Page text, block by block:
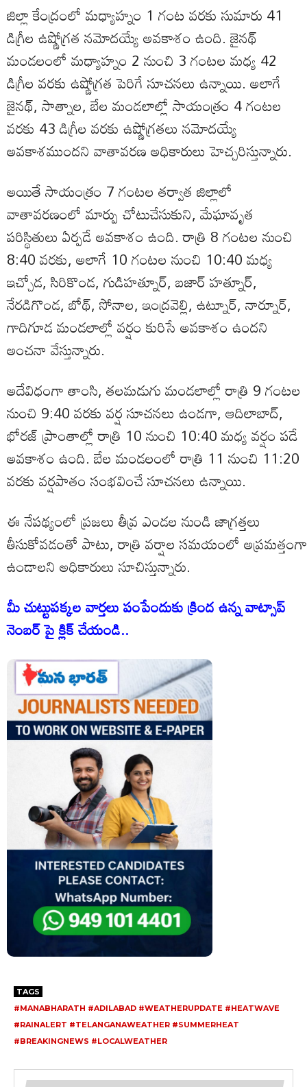
జిల్లా కేంద్రంలో మధ్యాహ్నం 1 గంట వరకు సుమారు 41
డిగ్రీల ఉష్ణోగ్రత నమోదయ్యే అవకాశం ఉంది. జైనథ్
మండలంలో మధ్యాహ్నం 2 నుంచి 3 గంటల మధ్య 42
డిగ్రీల వరకు ఉష్ణోగ్రత పెరిగే సూచనలు ఉన్నాయి. అలాగే
జైనథ్, సాత్నాల, బేల మండలాల్లో సాయంత్రం 4 గంటల
వరకు 43 డిగ్రీల వరకు ఉష్ణోగ్రతలు నమోదయ్యే
అవకాశముందని వాతావరణ అధికారులు హెచ్చరిస్తున్నారు.
అయితే సాయంత్రం 7 గంటల తర్వాత జిల్లాలో
వాతావరణంలో మార్పు చోటుచేసుకుని, మేఘావృత
పరిస్థితులు ఏర్పడే అవకాశం ఉంది. రాత్రి 8 గంటల నుంచి
8:40 వరకు, అలాగే 10 గంటల నుంచి 10:40 మధ్య
ఇచ్చోడ, సిరికొండ, గుడిహత్నూర్, బజార్ హత్నూర్,
నేరడిగొండ, బోథ్, సోనాల, ఇంద్రవెల్లి, ఉట్నూర్, నార్నూర్,
గాదిగూడ మండలాల్లో వర్షం కురిసే అవకాశం ఉందని
అంచనా వేస్తున్నారు.
అదేవిధంగా తాంసి, తలమడుగు మండలాల్లో రాత్రి 9 గంటల
నుంచి 9:40 వరకు వర్ష సూచనలు ఉండగా, ఆదిలాబాద్,
భోరజ్ ప్రాంతాల్లో రాత్రి 10 నుంచి 10:40 మధ్య వర్షం పడే
అవకాశం ఉంది. బేల మండలంలో రాత్రి 11 నుంచి 11:20
వరకు వర్షపాతం సంభవించే సూచనలు ఉన్నాయి.
ఈ నేపథ్యంలో ప్రజలు తీవ్ర ఎండల నుండి జాగ్రత్తలు
తీసుకోవడంతో పాటు, రాత్రి వర్షాల సమయంలో అప్రమత్తంగా
ఉండాలని అధికారులు సూచిస్తున్నారు.
మీ చుట్టుపక్కల వార్తలు పంపేందుకు క్రింద ఉన్న వాట్సాప్
నెంబర్ పై క్లిక్ చేయండి..
TAGS
#MANABHARATH #ADILABAD #WEATHERUPDATE #HEATWAVE
#RAINALERT #TELANGANAWEATHER #SUMMERHEAT
#BREAKINGNEWS #LOCALWEATHER